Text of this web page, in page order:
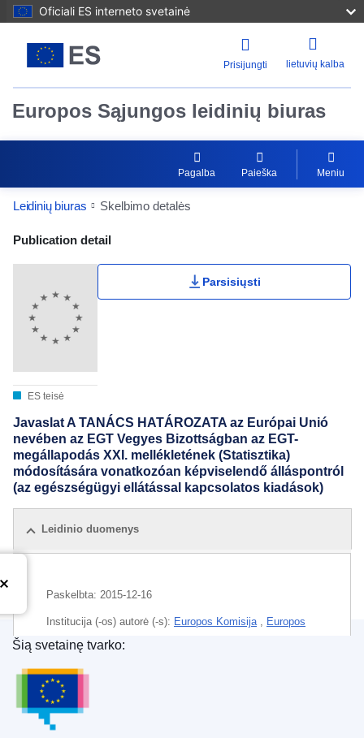
Oficiali ES interneto svetainė
Prisijungti lietuvių kalba
Europos Sąjungos leidinių biuras
Pagalba Paieška Meniu
Leidinių biuras Skelbimo detalės
Publication Detail Actions Portlet
Publication detail
ES teisė
Parsisiųsti
Javaslat A TANÁCS HATÁROZATA az Európai Unió
nevében az EGT Vegyes Bizottságban az EGT-
megállapodás XXI. mellékletének (Statisztika)
módosítására vonatkozóan képviselendő álláspontról
(az egészségügyi ellátással kapcsolatos kiadások)
Leidinio duomenys
Paskelbta: 2015-12-16
Institucija (-os) autorė (-s): Europos Komisija
Europos
išorės veiksmų tarnyba
Tema:duomenų persiuntimas
statistika
susitarimo pakeitimas
Europos Sąjungos leidinių biuras
Šią svetainę tvarko: